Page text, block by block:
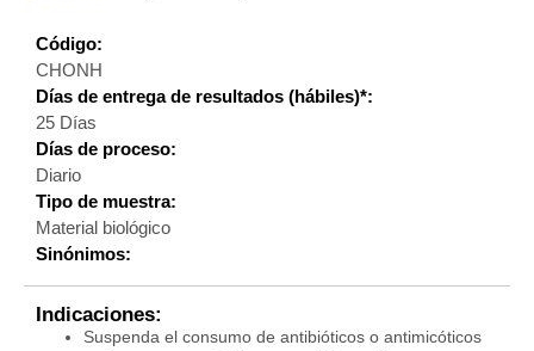
Código:
CHONH
Días de entrega de resultados (hábiles)*:
25 Días
Días de proceso:
Diario
Tipo de muestra:
Material biológico
Sinónimos:
Indicaciones:
Suspenda el consumo de antibióticos o antimicóticos